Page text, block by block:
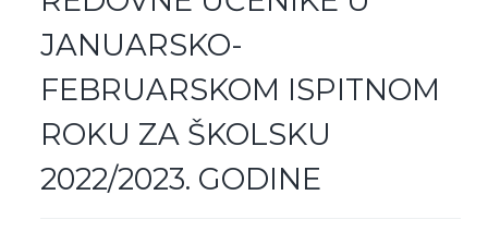
JANUARSKO-
FEBRUARSKOM ISPITNOM
ROKU ZA ŠKOLSKU
2022/2023. GODINE